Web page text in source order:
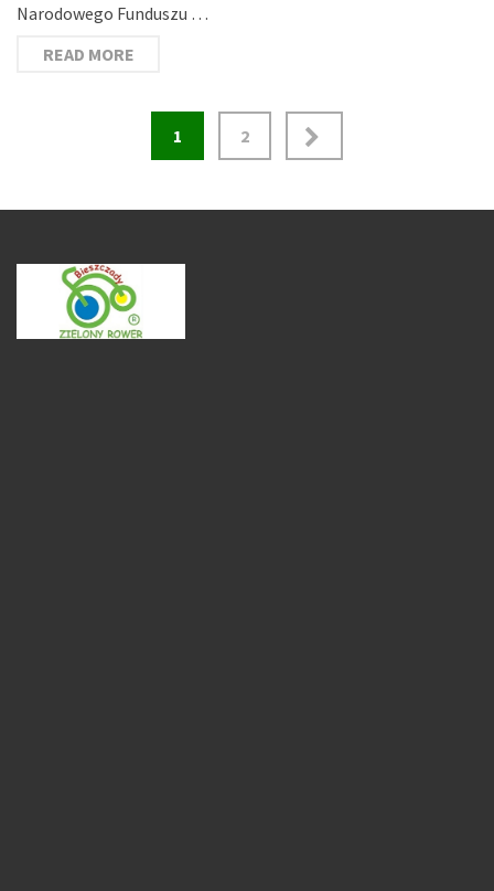
Narodowego Funduszu …
READ MORE
Stronicowanie
1 2